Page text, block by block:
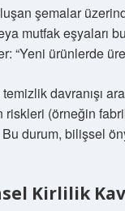
şemalar
mutfak eşyaları
“Yeni ürünlerde
davranışı
(örneğin
Bu durum, bilişsel
Kirlilik